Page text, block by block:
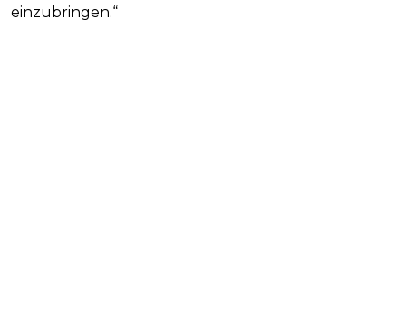
einzubringen.“